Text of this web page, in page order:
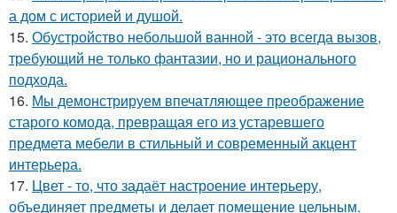
а дом с историей и душой.
15. Обустройство небольшой ванной - это всегда вызов,
требующий не только фантазии, но и рационального
подхода.
16. Мы демонстрируем впечатляющее преображение
старого комода, превращая его из устаревшего
предмета мебели в стильный и современный акцент
интерьера.
17. Цвет - то, что задаёт настроение интерьеру,
объединяет предметы и делает помещение цельным.